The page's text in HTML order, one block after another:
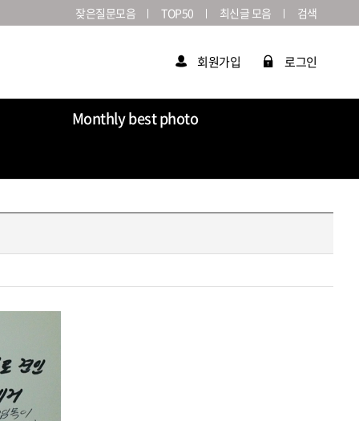
잦은질문모음 TOP50 최신글 모음 검색
회원가입 로그인
Monthly best photo